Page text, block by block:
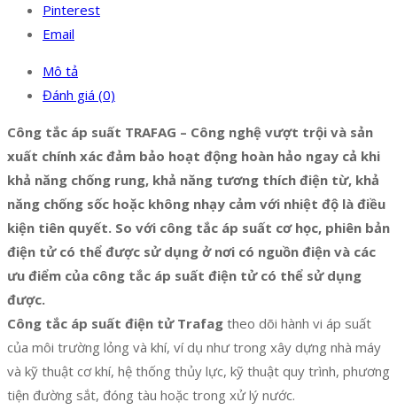
Pinterest
Email
Mô tả
Đánh giá (0)
Công tắc áp suất TRAFAG – Công nghệ vượt trội và sản
xuất chính xác đảm bảo hoạt động hoàn hảo ngay cả khi
khả năng chống rung, khả năng tương thích điện từ, khả
năng chống sốc hoặc không nhạy cảm với nhiệt độ là điều
kiện tiên quyết. So với công tắc áp suất cơ học, phiên bản
điện tử có thể được sử dụng ở nơi có nguồn điện và các
ưu điểm của công tắc áp suất điện tử có thể sử dụng
được.
Công tắc áp suất điện tử Trafag theo dõi hành vi áp suất
của môi trường lỏng và khí, ví dụ như trong xây dựng nhà máy
và kỹ thuật cơ khí, hệ thống thủy lực, kỹ thuật quy trình, phương
tiện đường sắt, đóng tàu hoặc trong xử lý nước.